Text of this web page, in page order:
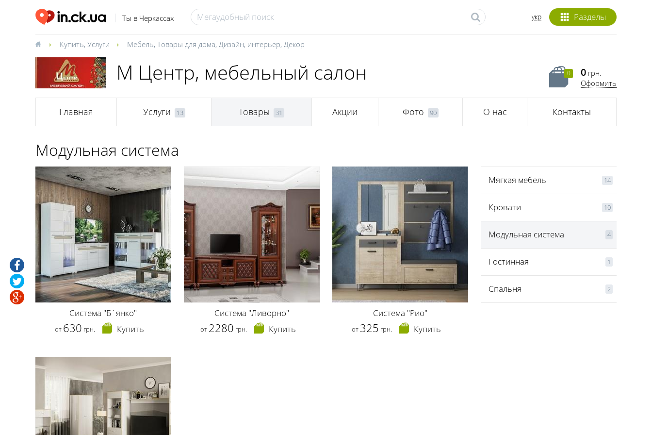
Ты в Черкассах Разделы
укр
Купить, Услуги Мебель, Товары для дома, Дизайн, интерьер, Декор
М Центр, мебельный салон 0 0 грн.
Оформить
Главная Услуги 13 Товары 31 Акции Фото 90 О нас Контакты
Модульная система
Система "Б`янко"
от 630 грн. Купить
Система "Ливорно"
от 2280 грн. Купить
Система "Рио"
от 325 грн. Купить
Мягкая мебель 14
Кровати 10
Модульная система 4
Гостинная 1
Спальня 2